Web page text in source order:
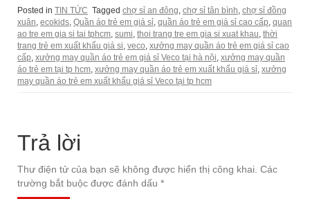
Posted in TIN TỨC Tagged chợ sỉ an đông, chợ sỉ tân bình, chợ sỉ đồng
xuân, ecokids, Quần áo trẻ em giá sỉ, quần áo trẻ em giá sỉ cao cấp, quan
ao tre em gia si tai tphcm, sumi, thoi trang tre em gia si xuat khau, thời
trang trẻ em xuất khẩu giá si, veco, xưởng may quần áo trẻ em giá sỉ cao
cấp, xưởng may quần áo trẻ em giá sỉ Veco tại hà nội, xưởng may quần
áo trẻ em tại tp hcm, xưởng may quần áo trẻ em xuất khẩu giá sỉ, xưởng
may quần áo trẻ em xuất khẩu giá sỉ Veco tại tp hcm
Trả lời
Thư điện tử của bạn sẽ không được hiển thị công khai. Các
trường bắt buộc được đánh dấu *